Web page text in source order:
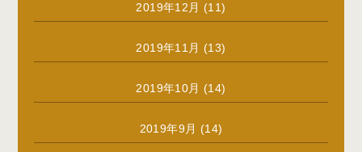
2019年12月 (11)
2019年11月 (13)
2019年10月 (14)
2019年9月 (14)